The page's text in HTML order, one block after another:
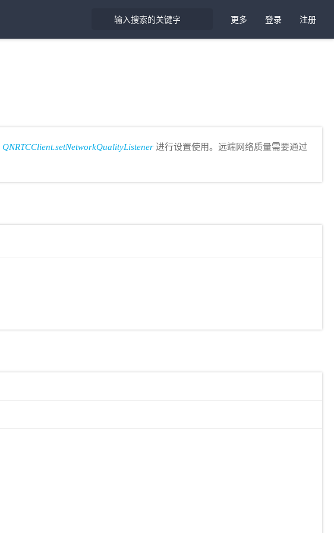
更多 登录 注册
QNRTCClient.setNetworkQualityListener 进行设置使用。远端网络质量需要通过